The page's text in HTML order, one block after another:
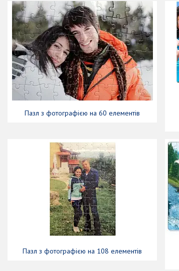
Пазл з фотографією на 60 елементів
Пазл з фотографією на 108 елементів